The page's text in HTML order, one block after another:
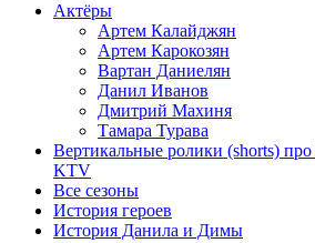
Актёры
Артем Калайджян
Артем Карокозян
Вартан Даниелян
Данил Иванов
Дмитрий Махиня
Тамара Турава
Вертикальные ролики (shorts) про
KTV
Все сезоны
История героев
История Данила и Димы